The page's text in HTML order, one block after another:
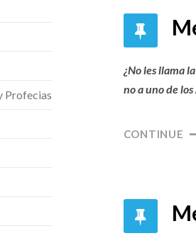
Profecias
¿No les llama
no a uno de
CONTINUE